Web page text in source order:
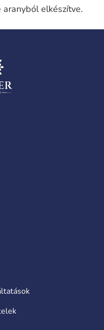
elkészítve.